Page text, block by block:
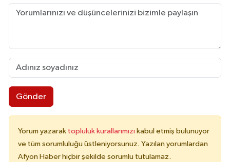
Gönder
Yorum yazarak topluluk kurallarımızı kabul etmiş bulunuyor
ve tüm sorumluluğu üstleniyorsunuz. Yazılan yorumlardan
Afyon Haber hiçbir şekilde sorumlu tutulamaz.